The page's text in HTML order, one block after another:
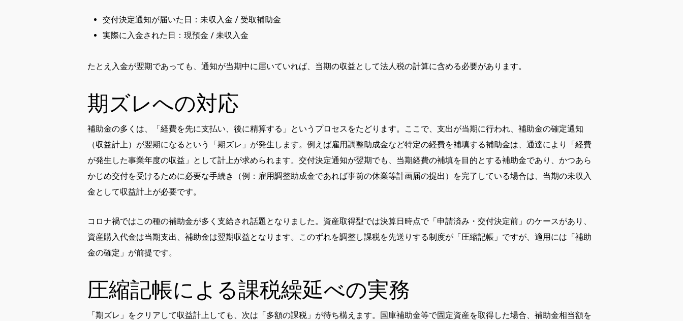
交付決定通知が届いた日：未収入金 / 受取補助金
実際に入金された日：現預金 / 未収入金
たとえ入金が翌期であっても、通知が当期中に届いていれば、当期の収益として法人税の計算に含める必要があります。
期ズレへの対応
補助金の多くは、「経費を先に支払い、後に精算する」というプロセスをたどります。ここで、支出が当期に行われ、補助金の確定通知
（収益計上）が翌期になるという「期ズレ」が発生します。例えば雇用調整助成金など特定の経費を補填する補助金は、通達により「経費
が発生した事業年度の収益」として計上が求められます。交付決定通知が翌期でも、当期経費の補填を目的とする補助金であり、かつあら
かじめ交付を受けるために必要な手続き（例：雇用調整助成金であれば事前の休業等計画届の提出）を完了している場合は、当期の未収入
金として収益計上が必要です。
コロナ禍ではこの種の補助金が多く支給され話題となりました。資産取得型では決算日時点で「申請済み・交付決定前」のケースがあり、
資産購入代金は当期支出、補助金は翌期収益となります。このずれを調整し課税を先送りする制度が「圧縮記帳」ですが、適用には「補助
金の確定」が前提です。
圧縮記帳による課税繰延べの実務
「期ズレ」をクリアして収益計上しても、次は「多額の課税」が待ち構えます。国庫補助金等で固定資産を取得した場合、補助金相当額を